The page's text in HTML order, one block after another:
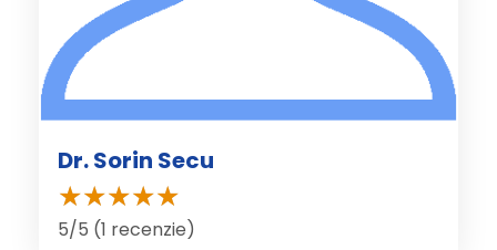
Dr. Sorin Secu
5/5 (1 recenzie)